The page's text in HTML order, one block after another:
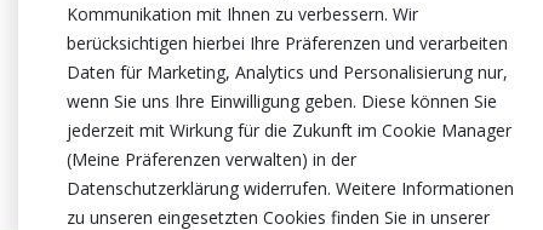
Kommunikation mit Ihnen zu verbessern. Wir
berücksichtigen hierbei Ihre Präferenzen und verarbeiten
Daten für Marketing, Analytics und Personalisierung nur,
wenn Sie uns Ihre Einwilligung geben. Diese können Sie
jederzeit mit Wirkung für die Zukunft im Cookie Manager
(Meine Präferenzen verwalten) in der
Datenschutzerklärung widerrufen. Weitere Informationen
zu unseren eingesetzten Cookies finden Sie in unserer